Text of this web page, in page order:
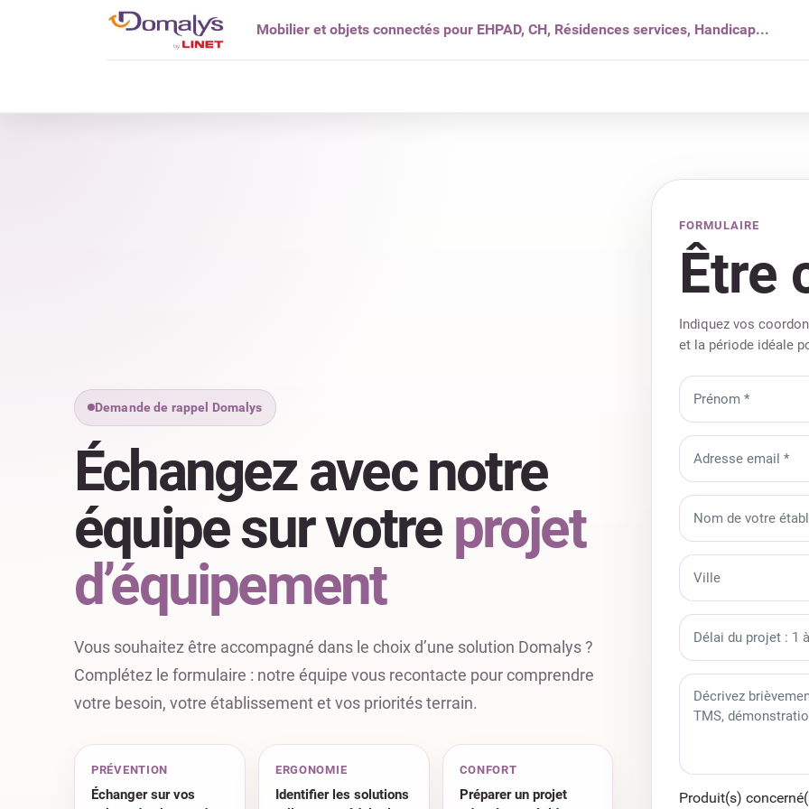
Mobilier et objets connectés pour EHPAD, CH, Résidences services, Handicap...
Demande de rappel Domalys
Échangez avec notre
équipe sur votre projet
d’équipement
Vous souhaitez être accompagné dans le choix d’une solution Domalys ?
Complétez le formulaire : notre équipe vous recontacte pour comprendre
votre besoin, votre établissement et vos priorités terrain.
PRÉVENTION
Échanger sur vos
ERGONOMIE
Identifier les solutions
CONFORT
Préparer un projet
FORMULAIRE
Être
Indiquez vos
et la période idéale
Produit(s)